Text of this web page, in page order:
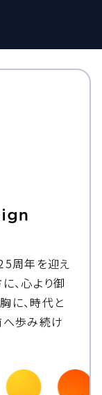
周年を迎え
、心より御
に、時代と
へ歩み続け